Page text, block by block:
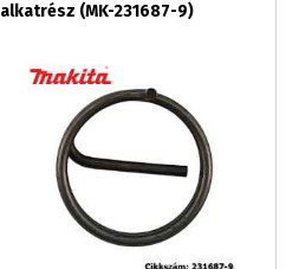
alkatrész (MK-231687-9)